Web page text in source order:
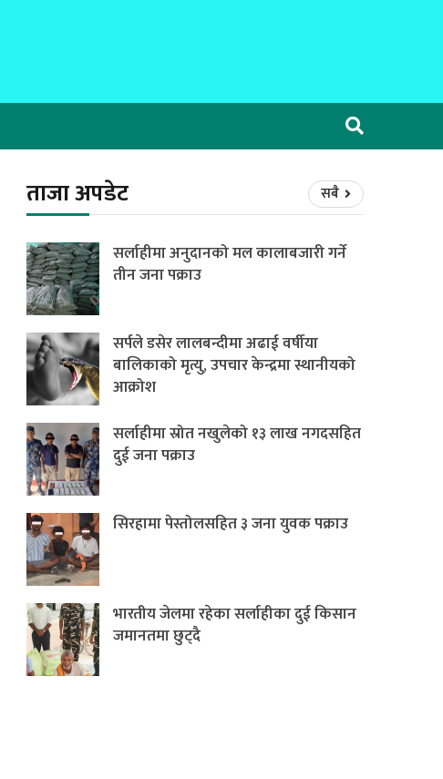
ताजा अपडेट सबै
सर्लाहीमा अनुदानको मल कालाबजारी गर्ने
तीन जना पक्राउ
सर्पले डसेर लालबन्दीमा अढाई वर्षीया
बालिकाको मृत्यु, उपचार केन्द्रमा स्थानीयको
आक्रोश
सर्लाहीमा स्रोत नखुलेको १३ लाख नगदसहित
दुई जना पक्राउ
सिरहामा पेस्तोलसहित ३ जना युवक पक्राउ
भारतीय जेलमा रहेका सर्लाहीका दुई किसान
जमानतमा छुट्दै